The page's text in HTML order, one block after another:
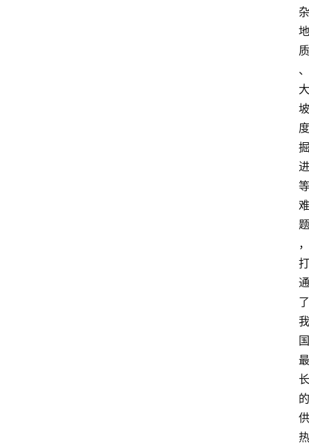
杂
地
质
、
大
坡
度
掘
进
等
难
题
，
打
通
了
我
国
最
长
的
供
热